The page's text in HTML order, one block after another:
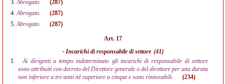
3. Abrogato.
(287)
4. Abrogato.
(287)
5. Abrogato. (287)
Art. 17
- Incarichi di responsabile di settore (41)
1.
Ai dirigenti a tempo indeterminato gli incarichi di responsabile di settore
sono attribuiti con decreto del Direttore generale o del direttore per una durata
non inferiore a tre anni nè superiore a cinque e sono rinnovabili.
(234)